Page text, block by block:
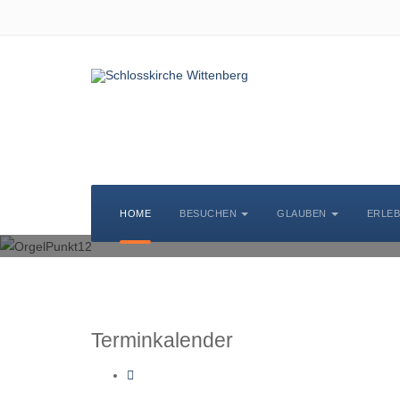
HOME BESUCHEN GLAUBEN
Terminkalender